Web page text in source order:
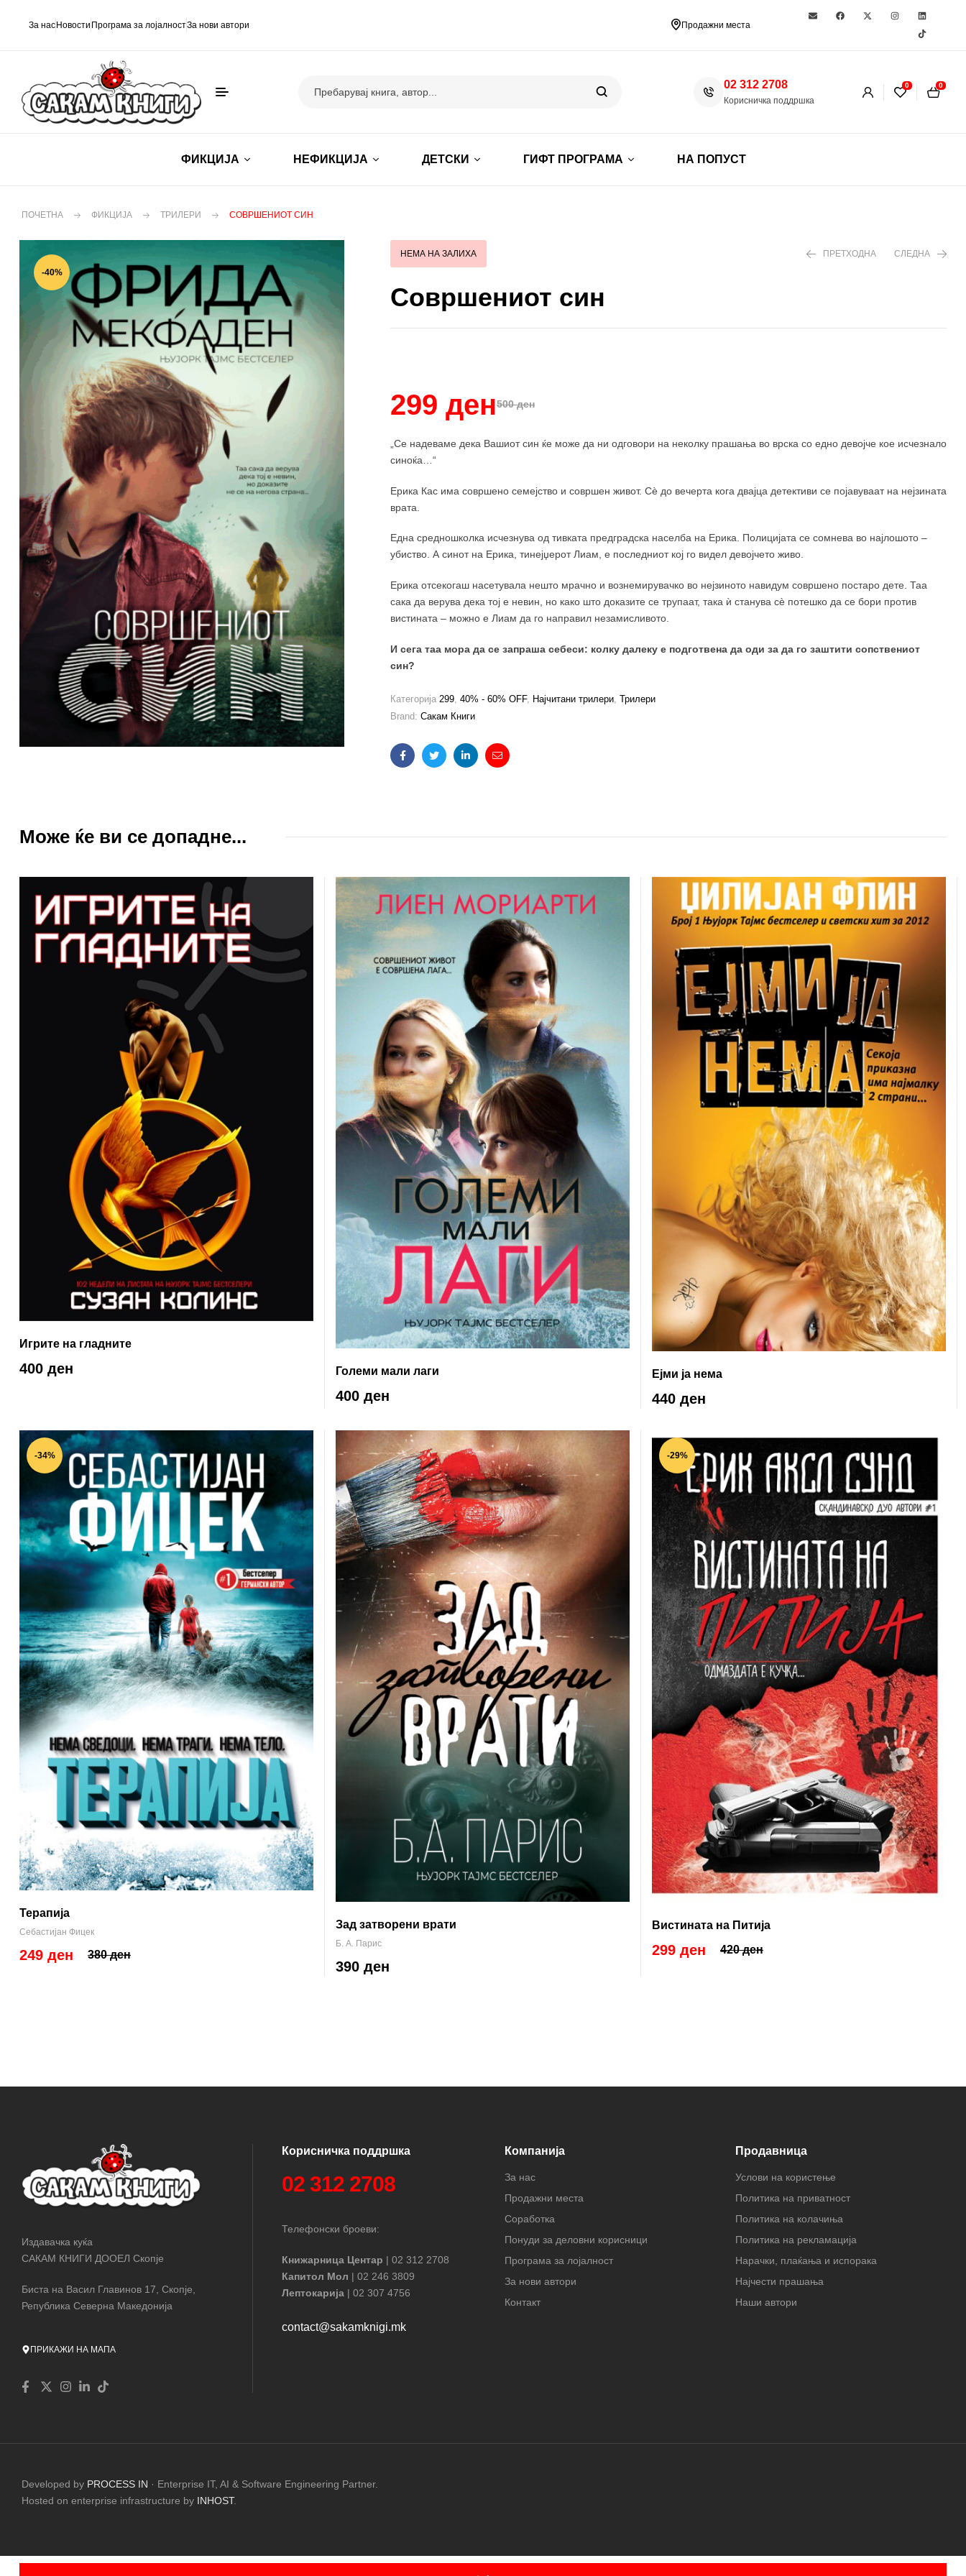
За нас Новости Програма за лојалностЗа нови автори Продажни места
02 312 2708
Корисничка поддршка
0 0
ФИКЦИЈА НЕФИКЦИЈА ДЕТСКИ ГИФТ ПРОГРАМА НА ПОПУСТ
ПОЧЕТНА ФИКЦИЈА ТРИЛЕРИ СОВРШЕНИОТ СИН
-40%
НЕМА НА ЗАЛИХА ПРЕТХОДНА СЛЕДНА
Совршениот син
500 ден
299 ден
„Се надеваме дека Вашиот син ќе може да ни одговори на неколку прашања во врска со едно девојче кое исчезнало
синоќа…“
Ерика Кас има совршено семејство и совршен живот. Сѐ до вечерта кога двајца детективи се појавуваат на нејзината
врата.
Една средношколка исчезнува од тивката предградска населба на Ерика. Полицијата се сомнева во најлошото –
убиство. А синот на Ерика, тинејџерот Лиам, е последниот кој го видел девојчето живо.
Ерика отсекогаш насетувала нешто мрачно и вознемирувачко во нејзиното навидум совршено постаро дете. Таа
сака да верува дека тој е невин, но како што доказите се трупаат, така ѝ станува сѐ потешко да се бори против
вистината – можно е Лиам да го направил незамисливото.
И сега таа мора да се запраша себеси: колку далеку е подготвена да оди за да го заштити сопствениот
син?
Категорија 299, 40% - 60% OFF, Најчитани трилери, Трилери
Brand: Сакам Книги
FacebookTwitterLinkedinEmail
Може ќе ви се допадне...
Игрите на гладните
400 ден Големи мали лаги
400 ден
Ејми ја нема
440 ден
-34%
Терапија
Себастијан Фицек
380 ден
249 ден
Зад затворени врати
Б. А. Парис
390 ден
-29%
Вистината на Питија
420 ден
299 ден
Издавачка куќа
САКАМ КНИГИ ДООЕЛ Скопје
Биста на Васил Главинов 17, Скопје,
Република Северна Македонија
ПРИКАЖИ НА МАПА
Корисничка поддршка
02 312 2708
Телефонски броеви:
Книжарница Центар | 02 312 2708
Капитол Мол | 02 246 3809
Лептокарија | 02 307 4756
contact@sakamknigi.mk
Компанија
За нас
Продажни места
Соработка
Понуди за деловни корисници
Програма за лојалност
За нови автори
Контакт
Продавница
Услови на користење
Политика на приватност
Политика на колачиња
Политика на рекламација
Нарачки, плаќања и испорака
Најчести прашања
Наши автори
Developed by PROCESS IN · Enterprise IT, AI & Software Engineering Partner.
Hosted on enterprise infrastructure by INHOST.